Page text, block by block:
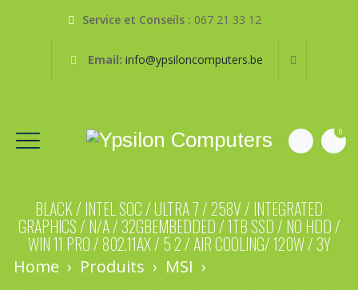
Service et Conseils : 067 21 33 12
Email: info@ypsiloncomputers.be
0
BLACK / INTEL SOC / ULTRA 7 / 258V / INTEGRATED
GRAPHICS / N/A / 32GBEMBEDDED / 1TB SSD / NO HDD /
WIN 11 PRO / 802.11AX / 5 2 / AIR COOLING/ 120W / 3Y
Home › Produits › MSI ›